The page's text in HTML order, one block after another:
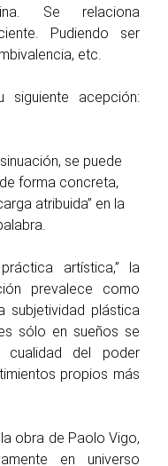
Se relaciona
Pudiendo ser
etc.
acepción:
se puede
forma concreta,
atribuida” en la
artística,” la
prevalece como
subjetividad plástica
sólo en sueños se
cualidad del poder
propios más
obra de Paolo Vigo,
en universo